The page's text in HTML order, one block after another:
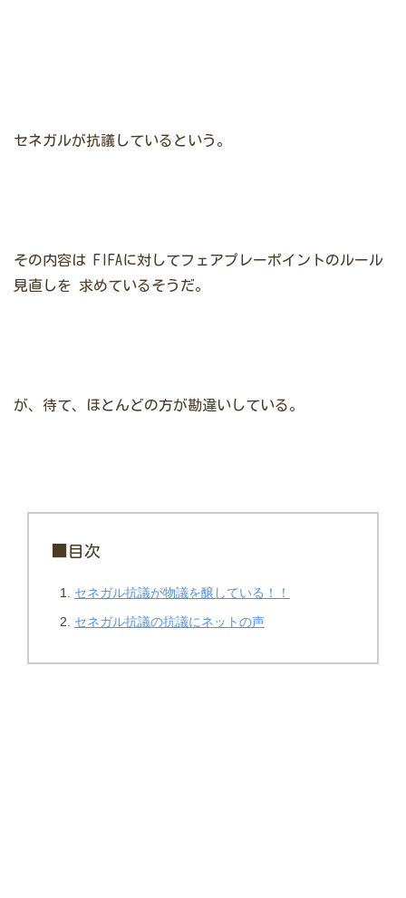
セネガルが抗議しているという。
その内容は FIFAに対してフェアプレーポイントのルール
見直しを 求めているそうだ。
が、待て、ほとんどの方が勘違いしている。
■目次
セネガル抗議が物議を醸している！！
セネガル抗議の抗議にネットの声